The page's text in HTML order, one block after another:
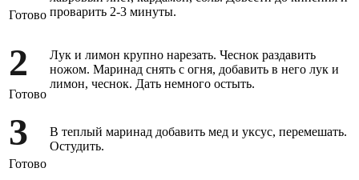
Готово проварить 2-3 минуты.
2
Готово
Лук и лимон крупно нарезать. Чеснок раздавить
ножом. Маринад снять с огня, добавить в него лук и
лимон, чеснок. Дать немного остыть.
3
Готово
В теплый маринад добавить мед и уксус, перемешать.
Остудить.